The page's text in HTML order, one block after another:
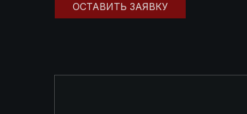
ОСТАВИТЬ ЗАЯВКУ